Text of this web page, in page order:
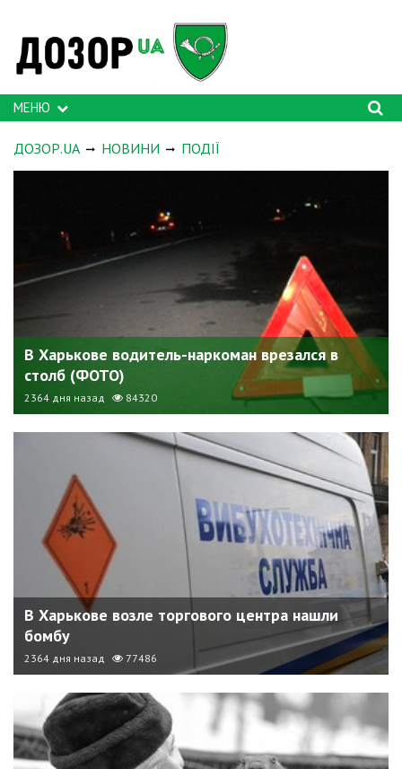
МЕНЮ
ДОЗОР.UA НОВИНИ ПОДІЇ
В Харькове водитель-наркоман врезался в
столб (ФОТО)
2364 дня назад 84320
В Харькове возле торгового центра нашли
бомбу
2364 дня назад 77486